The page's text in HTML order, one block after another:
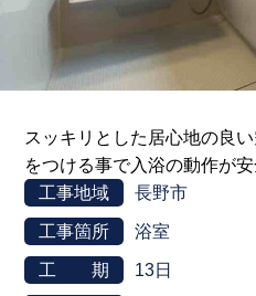
スッキリとした居心地の良
をつける事で入浴の動作が安
工事地域
長野市
工事箇所 浴室
工 期 13日